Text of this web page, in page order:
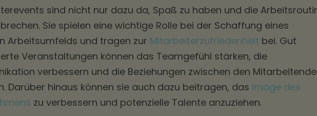
sind nicht nur dazu da, Spaß zu haben und die
Sie spielen eine wichtige Rolle bei der Schaffung eines
Arbeitsumfelds und tragen zur Mitarbeiterzufriedenheit bei. Gut
Veranstaltungen können das Teamgefühl stärken, die
verbessern und die Beziehungen zwischen den
Darüber hinaus können sie auch dazu beitragen, das Image des
zu verbessern und potenzielle Talente anzuziehen.